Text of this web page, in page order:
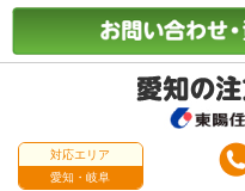
対応エリア
愛知・岐阜